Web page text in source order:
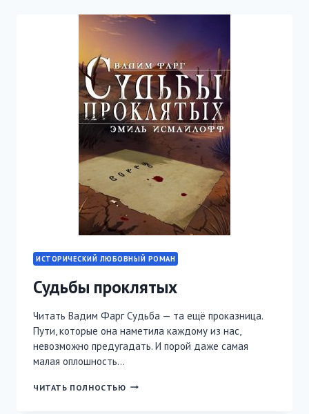
ИСТОРИЧЕСКИЙ ЛЮБОВНЫЙ РОМАН
Судьбы проклятых
Читать Вадим Фарг Судьба — та ещё проказница.
Пути, которые она наметила каждому из нас,
невозможно предугадать. И порой даже самая
малая оплошность…
ЧИТАТЬ ПОЛНОСТЬЮ СУДЬБЫ